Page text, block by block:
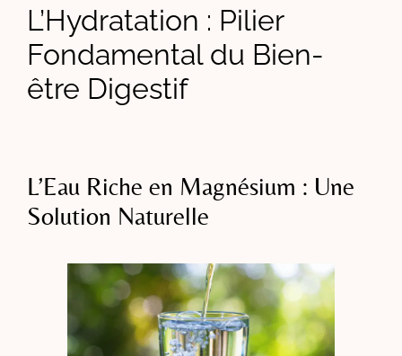
L’Hydratation : Pilier
Fondamental du Bien-
être Digestif
L’Eau Riche en Magnésium : Une
Solution Naturelle